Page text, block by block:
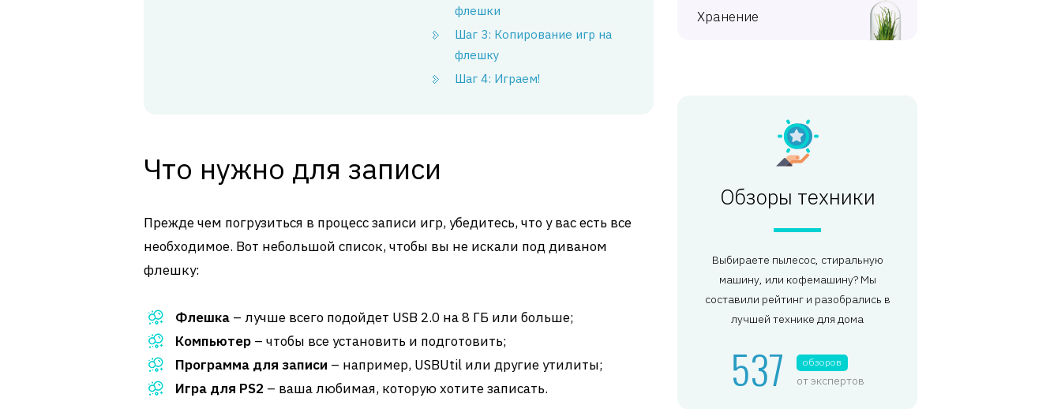
флешки
Шаг 3: Копирование игр на
флешку
Шаг 4: Играем!
Что нужно для записи
Прежде чем погрузиться в процесс записи игр, убедитесь, что у вас есть все
необходимое. Вот небольшой список, чтобы вы не искали под диваном
флешку:
Флешка – лучше всего подойдет USB 2.0 на 8 ГБ или больше;
Компьютер – чтобы все установить и подготовить;
Программа для записи – например, USBUtil или другие утилиты;
Игра для PS2 – ваша любимая, которую хотите записать.
Хранение
Обзоры техники
Выбираете пылесос, стиральную
машину, или кофемашину? Мы
составили рейтинг и разобрались в
лучшей технике для дома
537 обзоров
от экспертов